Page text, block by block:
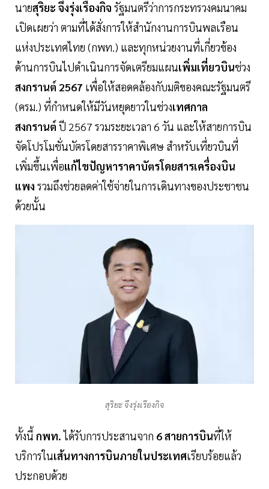
นายสุริยะ จึงรุ่งเรืองกิจ รัฐมนตรีว่าการกระทรวงคมนาคม
เปิดเผยว่า ตามที่ได้สั่งการให้สำนักงานการบินพลเรือน
แห่งประเทศไทย (กพท.) และทุกหน่วยงานที่เกี่ยวข้อง
ด้านการบินไปดำเนินการจัดเตรียมแผนเพิ่มเที่ยวบินช่วง
สงกรานต์ 2567 เพื่อให้สอดคล้องกับมติของคณะรัฐมนตรี
(ครม.) ที่กำหนดให้มีวันหยุดยาวในช่วงเทศกาล
สงกรานต์ ปี 2567 รวมระยะเวลา 6 วัน และให้สายการบิน
จัดโปรโมชั่นบัตรโดยสารราคาพิเศษ สำหรับเที่ยวบินที่
เพิ่มขึ้นเพื่อแก้ไขปัญหาราคาบัตรโดยสารเครื่องบิน
แพง รวมถึงช่วยลดค่าใช้จ่ายในการเดินทางของประชาชน
ด้วยนั้น
สุริยะ จึงรุ่งเรืองกิจ
ทั้งนี้ กพท.ได้รับการประสานจาก 6สายการบินที่ให้
บริการในเส้นทางการบินภายในประเทศเรียบร้อยแล้ว
ประกอบด้วย